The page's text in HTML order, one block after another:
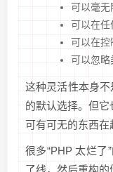
可以毫无
可以在任
可以在控
可以忽略
这种灵活性本身
的默认选择。但
可有可无的东西在
很多“PHP 太烂了
了线，然后重构的